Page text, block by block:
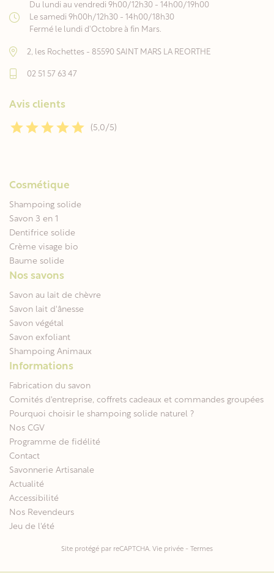
Du lundi au vendredi 9h00/12h30 - 14h00/19h00
Le samedi 9h00h/12h30 - 14h00/18h30
Fermé le lundi d'Octobre à fin Mars.
2, les Rochettes - 85590 SAINT MARS LA REORTHE
02 51 57 63 47
Avis clients
(5,0/5)
Cosmétique
Shampoing solide
Savon 3 en 1
Dentifrice solide
Crème visage bio
Baume solide
Nos savons
Savon au lait de chèvre
Savon lait d'ânesse
Savon végétal
Savon exfoliant
Shampoing Animaux
Informations
Fabrication du savon
Comités d'entreprise, coffrets cadeaux et commandes groupées
Pourquoi choisir le shampoing solide naturel ?
Nos CGV
Programme de fidélité
Contact
Savonnerie Artisanale
Actualité
Accessibilité
Nos Revendeurs
Jeu de l'été
Site protégé par reCAPTCHA. Vie privée - Termes